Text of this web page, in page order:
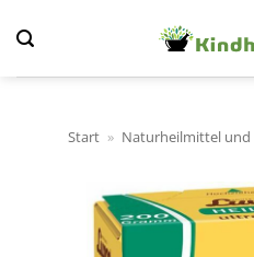
Inhalt
springen
Start » Naturheilmittel